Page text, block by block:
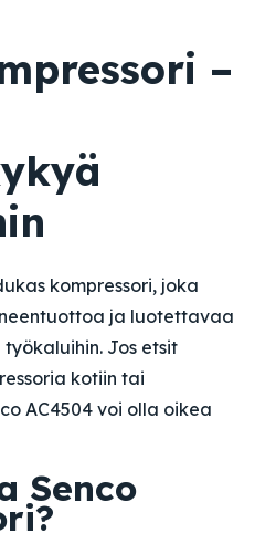
–
kompressori, joka
ja luotettavaa
Jos etsit
kotiin tai
AC4504 voi olla oikea
Senco